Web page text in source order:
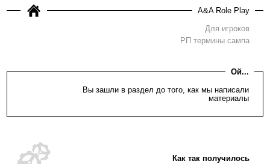
A&A Role Play
Для игроков
РП термины сампа
Ой...
Вы зашли в раздел до того, как мы написали
материалы
Как так получилось